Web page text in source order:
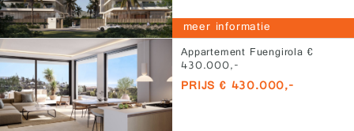
meer informatie
Appartement Fuengirola €
430.000,-
PRIJS € 430.000,-